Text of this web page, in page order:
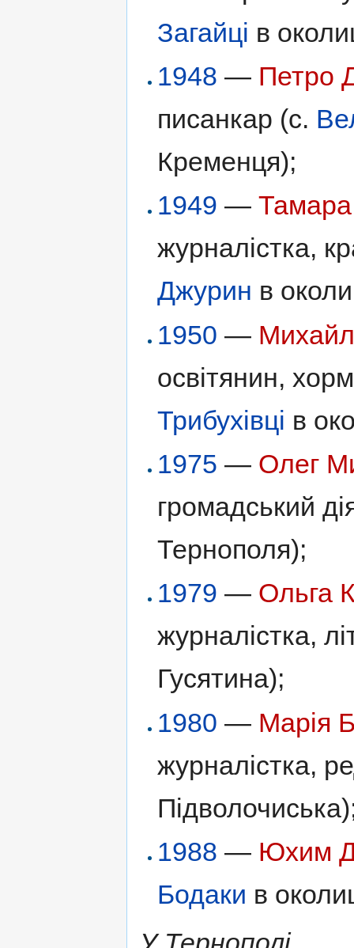
Загайці в
1948 — Петро
писанкар (с.
Кременця);
1949 —
журналістка,
Джурин в
1950 —
освітянин,
Трибухівці в
1975 — Олег
громадський
Тернополя);
1979 — Ольга
журналістка,
Гусятина);
1980 — Марія
журналістка,
1988 — Юхим
Бодаки в